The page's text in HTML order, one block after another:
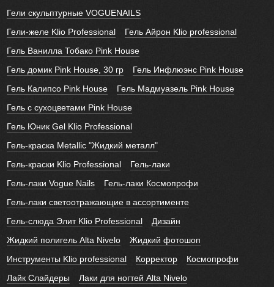
Гели скульптурные VOGUENAILS
Гели-желе Klio Professional
Гель Айрон Klio professional
Гель Ванилла Тобако Pink House
Гель домик Pink House, 30 гр
Гель Инфлюэнс Pink House
Гель Калипсо Pink House
Гель Мадмуазель Pink House
Гель с сухоцветами Pink House
Гель Юник Gel Klio Professional
Гель-краска Metallic "Жидкий металл"
Гель-краски Klio Professional
Гель-лаки
Гель-лаки Vogue Nails
Гель-лаки Космопрофи
Гель-лаки светоотражающие в ассортименте
Гель-слюда Элит Klio Professional
Дизайн
Жидкий полигель Alta Nivelo
Жидкий фотошоп
Инструменты Klio professional
Корректор
Космопрофи
Лайк Слайдеры
Лаки для ногтей Alta Nivelo